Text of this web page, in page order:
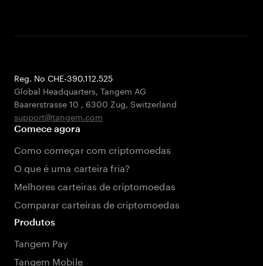
Reg. No CHE-390.112.525
Global Headquarters, Tangem AG
Baarerstrasse 10 , 6300 Zug, Switzerland
support@tangem.com
Comece agora
Como começar com criptomoedas
O que é uma carteira fria?
Melhores carteiras de criptomoedas
Comparar carteiras de criptomoedas
Produtos
Tangem Pay
Tangem Mobile